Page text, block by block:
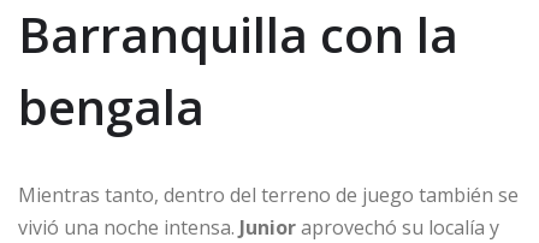
Barranquilla con la
bengala
Mientras tanto, dentro del terreno de juego también se
vivió una noche intensa. Junioraprovechó su localía y